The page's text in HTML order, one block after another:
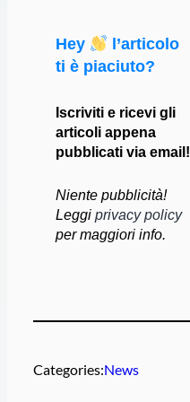
Hey
l’articolo
ti è piaciuto?
Iscriviti e ricevi gli
articoli appena
pubblicati via email!
Niente pubblicità!
Leggi privacy policy
per maggiori info.
Categories:News